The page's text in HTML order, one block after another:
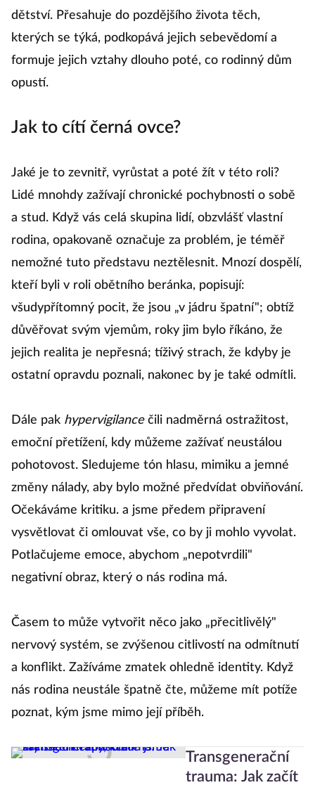
dětství. Přesahuje do pozdějšího života těch,
kterých se týká, podkopává jejich sebevědomí a
formuje jejich vztahy dlouho poté, co rodinný dům
opustí.
Jak to cítí černá ovce?
Jaké je to zevnitř, vyrůstat a poté žít v této roli?
Lidé mnohdy zažívají chronické pochybnosti o sobě
a stud. Když vás celá skupina lidí, obzvlášť vlastní
rodina, opakovaně označuje za problém, je téměř
nemožné tuto představu neztělesnit. Mnozí dospělí,
kteří byli v roli obětního beránka, popisují:
všudypřítomný pocit, že jsou „v jádru špatní"; obtíž
důvěřovat svým vjemům, roky jim bylo říkáno, že
jejich realita je nepřesná; tíživý strach, že kdyby je
ostatní opravdu poznali, nakonec by je také odmítli.
Dále pak hypervigilancečili nadměrná ostražitost,
emoční přetížení, kdy můžeme zažívať neustálou
pohotovost. Sledujeme tón hlasu, mimiku a jemné
změny nálady, aby bylo možné předvídat obviňování.
Očekáváme kritiku. a jsme předem připravení
vysvětlovat či omlouvat vše, co by ji mohlo vyvolat.
Potlačujeme emoce, abychom „nepotvrdili"
negativní obraz, který o nás rodina má.
Časem to může vytvořit něco jako „přecitlivělý"
nervový systém, se zvýšenou citlivostí na odmítnutí
a konflikt. Zažíváme zmatek ohledně identity. Když
nás rodina neustále špatně čte, můžeme mít potíže
poznat, kým jsme mimo její příběh.
Transgenerační
trauma: Jak začít